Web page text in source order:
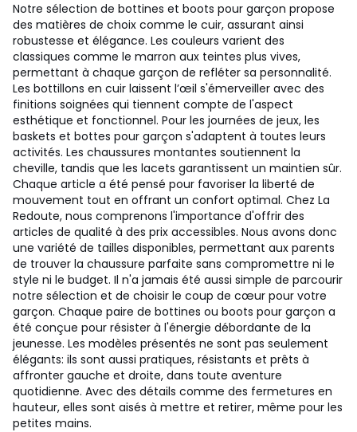
Notre sélection de bottines et boots pour garçon propose
des matières de choix comme le cuir, assurant ainsi
robustesse et élégance. Les couleurs varient des
classiques comme le marron aux teintes plus vives,
permettant à chaque garçon de refléter sa personnalité.
Les bottillons en cuir laissent l’œil s'émerveiller avec des
finitions soignées qui tiennent compte de l'aspect
esthétique et fonctionnel. Pour les journées de jeux, les
baskets et bottes pour garçon s'adaptent à toutes leurs
activités. Les chaussures montantes soutiennent la
cheville, tandis que les lacets garantissent un maintien sûr.
Chaque article a été pensé pour favoriser la liberté de
mouvement tout en offrant un confort optimal. Chez La
Redoute, nous comprenons l'importance d'offrir des
articles de qualité à des prix accessibles. Nous avons donc
une variété de tailles disponibles, permettant aux parents
de trouver la chaussure parfaite sans compromettre ni le
style ni le budget. Il n'a jamais été aussi simple de parcourir
notre sélection et de choisir le coup de cœur pour votre
garçon. Chaque paire de bottines ou boots pour garçon a
été conçue pour résister à l'énergie débordante de la
jeunesse. Les modèles présentés ne sont pas seulement
élégants: ils sont aussi pratiques, résistants et prêts à
affronter gauche et droite, dans toute aventure
quotidienne. Avec des détails comme des fermetures en
hauteur, elles sont aisés à mettre et retirer, même pour les
petites mains.